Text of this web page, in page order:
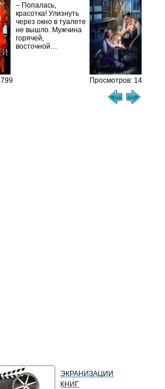
– Попалась,
красотка! Улизнуть
через окно в туалете
не вышло. Мужчина
горячей,
восточной…
Просмотров: 1460
ЭКРАНИЗАЦИИ
КНИГ